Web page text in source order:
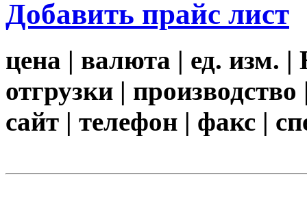
Добавить прайс лист
цена | валюта | ед. изм.
отгрузки |
сайт | телефон | факс |